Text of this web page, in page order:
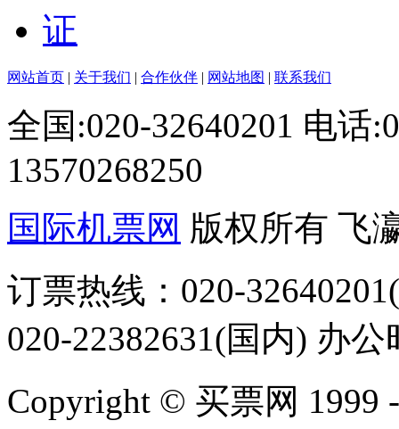
网站首页 | 关于我们 | 合作伙伴 | 网站地图 | 联系我们
全国:020-32640201 电话
13570268250
国际机票网 版权所有 飞
订票热线：020-
020-22382631(国内) 办
Copyright © 买票网 1999